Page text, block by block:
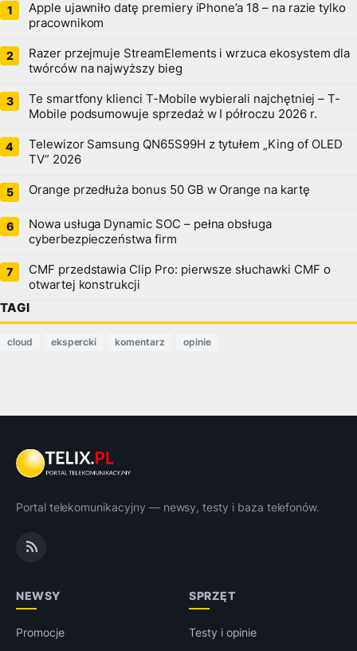
Apple ujawniło datę premiery iPhone’a 18 – na razie tylko
pracownikom
Razer przejmuje StreamElements i wrzuca ekosystem dla
twórców na najwyższy bieg
Te smartfony klienci T-Mobile wybierali najchętniej – T-
Mobile podsumowuje sprzedaż w I półroczu 2026 r.
Telewizor Samsung QN65S99H z tytułem „King of OLED
TV” 2026
Orange przedłuża bonus 50 GB w Orange na kartę
Nowa usługa Dynamic SOC – pełna obsługa
cyberbezpieczeństwa firm
CMF przedstawia Clip Pro: pierwsze słuchawki CMF o
otwartej konstrukcji
TAGI
cloud ekspercki komentarz opinie
Portal telekomunikacyjny — newsy, testy i baza telefonów.
NEWSY
Promocje
SPRZĘT
Testy i opinie